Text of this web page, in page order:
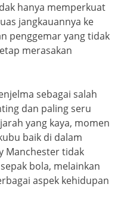
hanya memperkuat
jangkauannya ke
penggemar yang tidak
merasakan
sebagai salah
dan paling seru
yang kaya, momen
baik di dalam
Manchester tidak
bola, melainkan
aspek kehidupan